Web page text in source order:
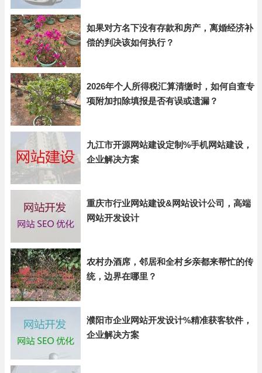
如果对方名下没有存款和房产，离婚经济补
偿的判决该如何执行？
2026年个人所得税汇算清缴时，如何自查专
项附加扣除填报是否有误或遗漏？
九江市开源网站建设定制%手机网站建设，
企业解决方案
重庆市行业网站建设&网站设计公司，高端
网站开发设计
农村办酒席，邻居和全村乡亲都来帮忙的传
统，边界在哪里？
濮阳市企业网站开发设计%精准获客软件，
企业解决方案